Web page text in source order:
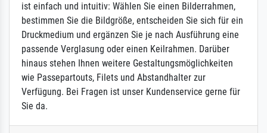
ist einfach und intuitiv: Wählen Sie einen Bilderrahmen,
bestimmen Sie die Bildgröße, entscheiden Sie sich für ein
Druckmedium und ergänzen Sie je nach Ausführung eine
passende Verglasung oder einen Keilrahmen. Darüber
hinaus stehen Ihnen weitere Gestaltungsmöglichkeiten
wie Passepartouts, Filets und Abstandhalter zur
Verfügung. Bei Fragen ist unser Kundenservice gerne für
Sie da.